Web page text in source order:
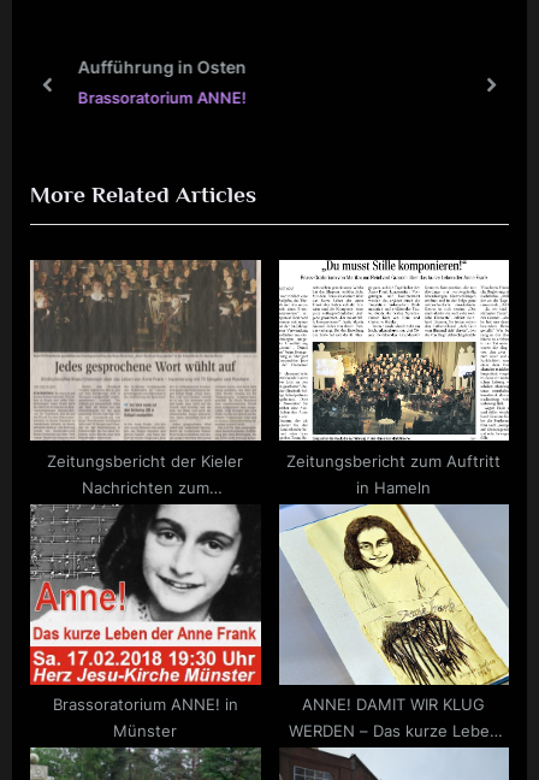
Aufführung in Osten
Brassoratorium ANNE!
prev next
More Related Articles
Zeitungsbericht der Kieler
Nachrichten zum
Brassoratorium
Zeitungsbericht zum Auftritt
in Hameln
Brassoratorium ANNE! in
Münster
ANNE! DAMIT WIR KLUG
WERDEN – Das kurze Leben
der Anne Frank